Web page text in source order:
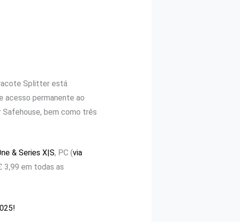
Splitter está
acesso permanente ao
bem como três
& Series X|S, PC (via
3,99 em todas as